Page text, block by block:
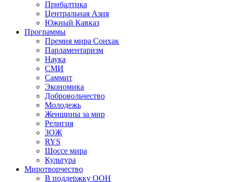
Прибалтика
Центральная Азия
Южный Кавказ
Программы
Премия мира Сонхак
Парламентаризм
Наука
СМИ
Саммит
Экономика
Добровольчество
Молодежь
Женщины за мир
Религия
ЗОЖ
RYS
Шоссе мира
Культура
Миротворчество
В поддержку ООН